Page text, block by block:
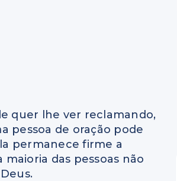
quer lhe ver reclamando,
pessoa de oração pode
permanece firme a
das pessoas não